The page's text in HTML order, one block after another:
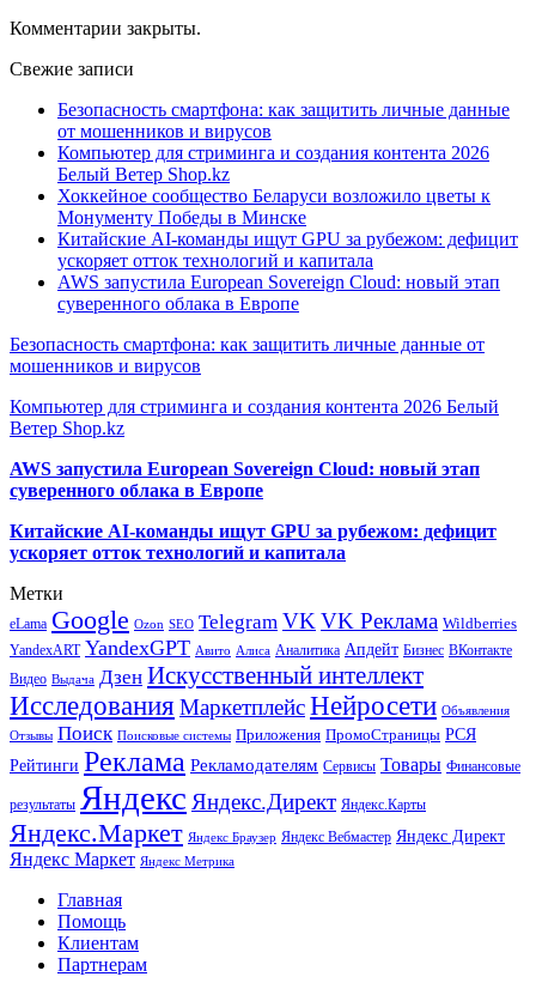
Комментарии закрыты.
Свежие записи
Безопасность смартфона: как защитить личные данные
от мошенников и вирусов
Компьютер для стриминга и создания контента 2026
Белый Ветер Shop.kz
Хоккейное сообщество Беларуси возложило цветы к
Монументу Победы в Минске
Китайские AI-команды ищут GPU за рубежом: дефицит
ускоряет отток технологий и капитала
AWS запустила European Sovereign Cloud: новый этап
суверенного облака в Европе
Безопасность смартфона: как защитить личные данные от
мошенников и вирусов
Компьютер для стриминга и создания контента 2026 Белый
Ветер Shop.kz
AWS запустила European Sovereign Cloud: новый этап
суверенного облака в Европе
Китайские AI-команды ищут GPU за рубежом: дефицит
ускоряет отток технологий и капитала
Метки
eLama Google Ozon SEO Telegram VK VK Реклама Wildberries
YandexART YandexGPT Авито Алиса Аналитика Апдейт Бизнес ВКонтакте
Видео Выдача Дзен Искусственный интеллект
Исследования МаркетплейсНейросети Объявления
Отзывы Поиск Поисковые системы Приложения ПромоСтраницы РСЯ
Рейтинги Реклама Рекламодателям Сервисы Товары Финансовые
результаты Яндекс Яндекс.Директ Яндекс.Карты
Яндекс.Маркет Яндекс Браузер Яндекс Вебмастер Яндекс Директ
Яндекс Маркет Яндекс Метрика
Главная
Помощь
Клиентам
Партнерам